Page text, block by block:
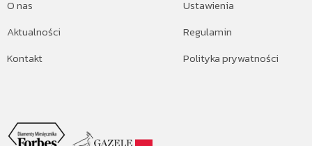
O nas
Aktualności
Kontakt
Ustawienia
Regulamin
Polityka prywatności